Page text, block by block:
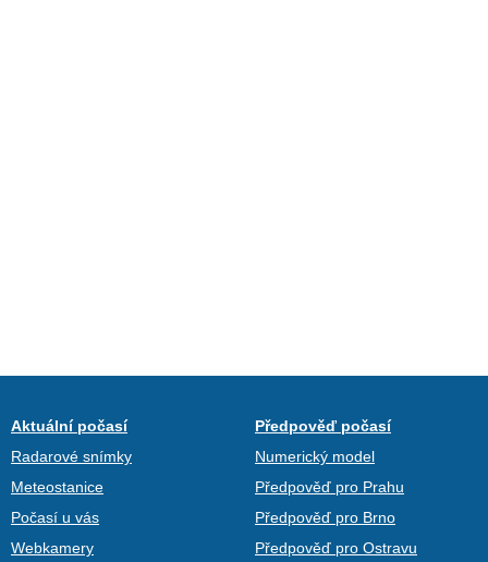
Aktuální počasí
Radarové snímky
Meteostanice
Počasí u vás
Webkamery
Předpověď počasí
Numerický model
Předpověď pro Prahu
Předpověď pro Brno
Předpověď pro Ostravu